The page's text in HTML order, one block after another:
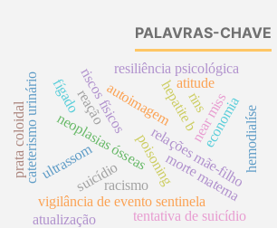
PALAVRAS-CHAVE
hepatite b
neoplasias ósseaspoisoning
ultrassom
cateterismo urinário near miss
vigilância de evento sentinela
resiliência psicológica
relações mãe-filho
riscos físicosautoimagem
morte materna
economia
suicídio
tentativa de suicídio
reação
prata coloidal hemodialíse
fígado rins
racismo
atualização
atitude